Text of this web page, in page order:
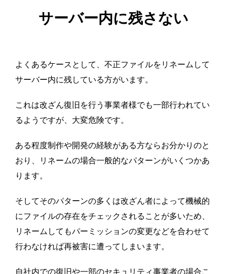
サーバー内に残さない
よくあるケースとして、 不正ファイルをリネームして
サーバー内に残している方がいます。
これは改ざん復旧を行う事業者様でも一部行われてい
るようですが、大変危険です。
ある程度制作や開発の経験がある方ならお分かりのと
おり、リネームの場合一般的なパターンがいくつかあ
ります。
そしてそのパターンの多くは改ざん者によって機械的
にファイルの存在をチェックされることが多いため、
リネームしてもパーミッションの変更などを合わせて
行わなければ再被害に遭ってしまいます。
自社内での復旧や一部のセキュリティ事業者の場合こ